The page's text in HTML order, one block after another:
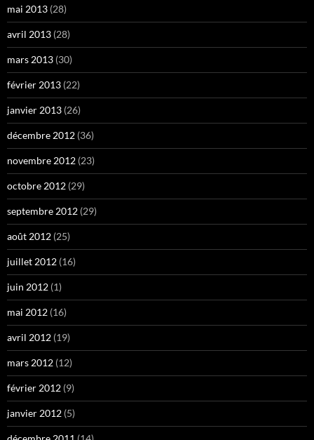
mai 2013 (28)
avril 2013 (28)
mars 2013 (30)
février 2013 (22)
janvier 2013 (26)
décembre 2012 (36)
novembre 2012 (23)
octobre 2012 (29)
septembre 2012 (29)
août 2012 (25)
juillet 2012 (16)
juin 2012 (1)
mai 2012 (16)
avril 2012 (19)
mars 2012 (12)
février 2012 (9)
janvier 2012 (5)